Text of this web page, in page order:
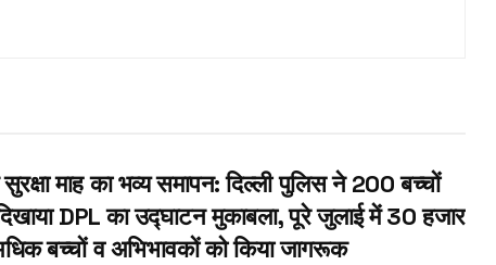
माह का भव्य समापन: दिल्ली पुलिस ने 200 बच्चों
DPL का उद्घाटन मुकाबला, पूरे जुलाई में 30 हजार
बच्चों व अभिभावकों को किया जागरूक